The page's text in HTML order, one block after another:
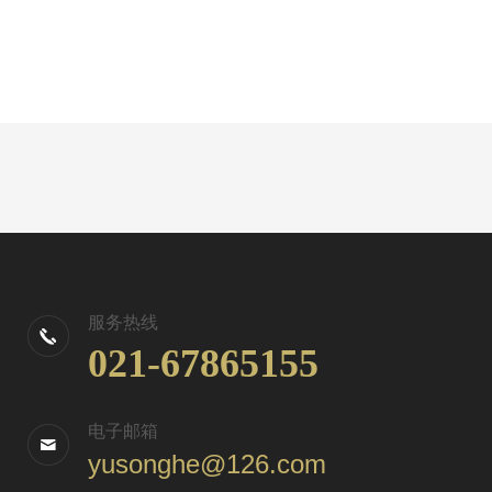
服务热线
021-67865155
电子邮箱
yusonghe@126.com